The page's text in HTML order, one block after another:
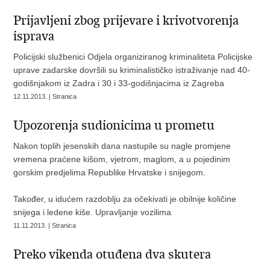
Prijavljeni zbog prijevare i krivotvorenja
isprava
Policijski službenici Odjela organiziranog kriminaliteta Policijske
uprave zadarske dovršili su kriminalističko istraživanje nad 40-
godišnjakom iz Zadra i 30 i 33-godišnjacima iz Zagreba
12.11.2013. | Stranica
Upozorenja sudionicima u prometu
Nakon toplih jesenskih dana nastupile su nagle promjene
vremena praćene kišom, vjetrom, maglom, a u pojedinim
gorskim predjelima Republike Hrvatske i snijegom.
Također, u idućem razdoblju za očekivati je obilnije količine
snijega i ledene kiše. Upravljanje vozilima
11.11.2013. | Stranica
Preko vikenda otuđena dva skutera